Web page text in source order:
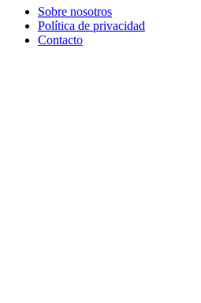
Sobre nosotros
Política de privacidad
Contacto